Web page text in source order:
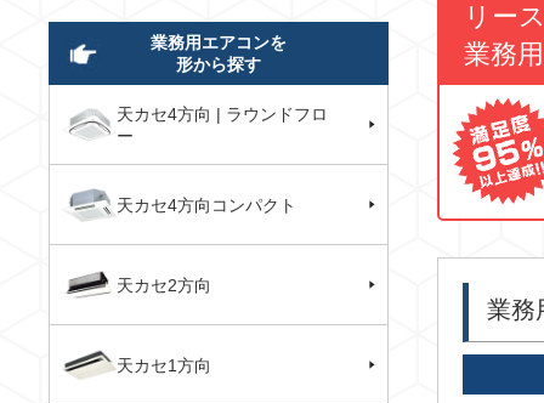
リー
業務
業務
業務用エアコンを
形から探す
天カセ4方向 | ラウンドフロ
ー
天カセ4方向コンパクト
天カセ2方向
天カセ1方向